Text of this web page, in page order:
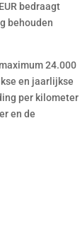
bedraagt
behouden
24.000
en jaarlijkse
per kilometer
en de